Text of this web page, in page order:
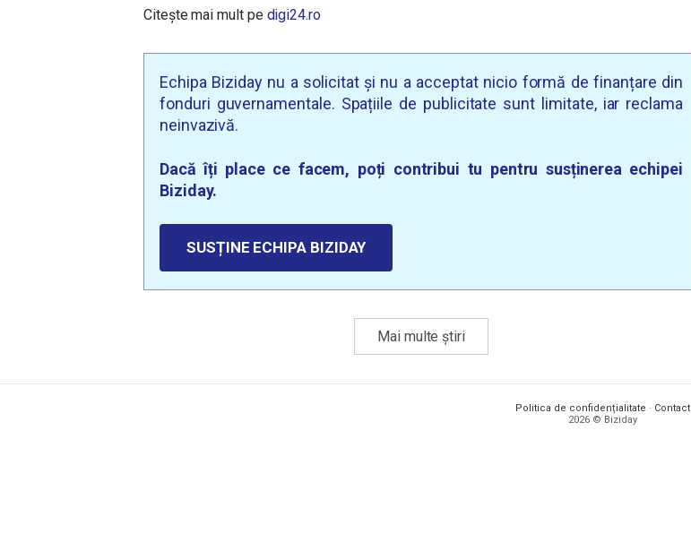
Citește mai mult pe digi24.ro
Echipa Biziday nu a solicitat și nu a acceptat nicio formă de finanțare din
fonduri guvernamentale. Spațiile de publicitate sunt limitate, iar reclama
neinvazivă.
Dacă îți place ce facem, poți contribui tu pentru susținerea echipei
Biziday.
SUSȚINE ECHIPA BIZIDAY
Mai multe știri
Politica de confidențialitate · Contact
2026 © Biziday